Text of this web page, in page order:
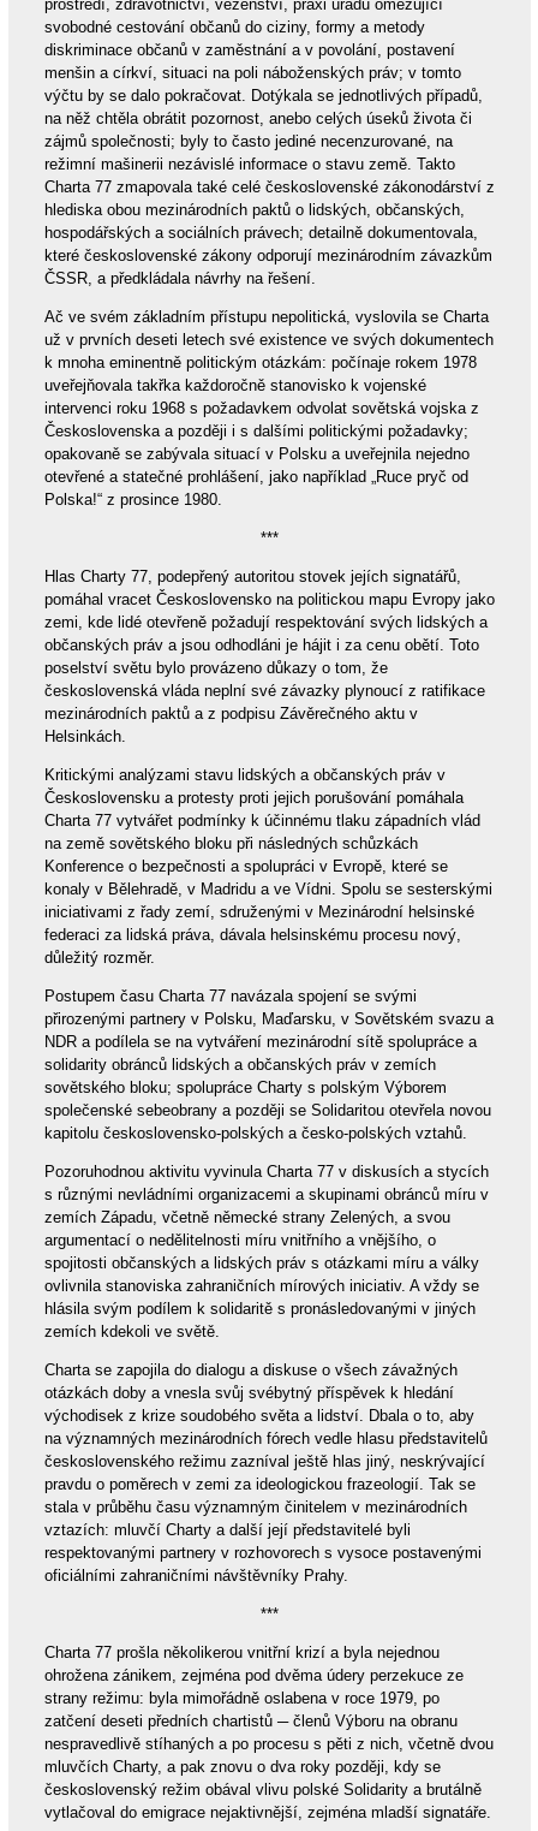
prostředí, zdravotnictví, vězeňství, praxi úřadů omezující
svobodné cestování občanů do ciziny, formy a metody
diskriminace občanů v zaměstnání a v povolání, postavení
menšin a církví, situaci na poli náboženských práv; v tomto
výčtu by se dalo pokračovat. Dotýkala se jednotlivých případů,
na něž chtěla obrátit pozornost, anebo celých úseků života či
zájmů společnosti; byly to často jediné necenzurované, na
režimní mašinerii nezávislé informace o stavu země. Takto
Charta 77 zmapovala také celé československé zákonodárství z
hlediska obou mezinárodních paktů o lidských, občanských,
hospodářských a sociálních právech; detailně dokumentovala,
které československé zákony odporují mezinárodním závazkům
ČSSR, a předkládala návrhy na řešení.
Ač ve svém základním přístupu nepolitická, vyslovila se Charta
už v prvních deseti letech své existence ve svých dokumentech
k mnoha eminentně politickým otázkám: počínaje rokem 1978
uveřejňovala takřka každoročně stanovisko k vojenské
intervenci roku 1968 s požadavkem odvolat sovětská vojska z
Československa a později i s dalšími politickými požadavky;
opakovaně se zabývala situací v Polsku a uveřejnila nejedno
otevřené a statečné prohlášení, jako například „Ruce pryč od
Polska!“ z prosince 1980.
***
Hlas Charty 77, podepřený autoritou stovek jejích signatářů,
pomáhal vracet Československo na politickou mapu Evropy jako
zemi, kde lidé otevřeně požadují respektování svých lidských a
občanských práv a jsou odhodláni je hájit i za cenu obětí. Toto
poselství světu bylo provázeno důkazy o tom, že
československá vláda neplní své závazky plynoucí z ratifikace
mezinárodních paktů a z podpisu Závěrečného aktu v
Helsinkách.
Kritickými analýzami stavu lidských a občanských práv v
Československu a protesty proti jejich porušování pomáhala
Charta 77 vytvářet podmínky k účinnému tlaku západních vlád
na země sovětského bloku při následných schůzkách
Konference o bezpečnosti a spolupráci v Evropě, které se
konaly v Bělehradě, v Madridu a ve Vídni. Spolu se sesterskými
iniciativami z řady zemí, sdruženými v Mezinárodní helsinské
federaci za lidská práva, dávala helsinskému procesu nový,
důležitý rozměr.
Postupem času Charta 77 navázala spojení se svými
přirozenými partnery v Polsku, Maďarsku, v Sovětském svazu a
NDR a podílela se na vytváření mezinárodní sítě spolupráce a
solidarity obránců lidských a občanských práv v zemích
sovětského bloku; spolupráce Charty s polským Výborem
společenské sebeobrany a později se Solidaritou otevřela novou
kapitolu československo-polských a česko-polských vztahů.
Pozoruhodnou aktivitu vyvinula Charta 77 v diskusích a stycích
s různými nevládními organizacemi a skupinami obránců míru v
zemích Západu, včetně německé strany Zelených, a svou
argumentací o nedělitelnosti míru vnitřního a vnějšího, o
spojitosti občanských a lidských práv s otázkami míru a války
ovlivnila stanoviska zahraničních mírových iniciativ. A vždy se
hlásila svým podílem k solidaritě s pronásledovanými v jiných
zemích kdekoli ve světě.
Charta se zapojila do dialogu a diskuse o všech závažných
otázkách doby a vnesla svůj svébytný příspěvek k hledání
východisek z krize soudobého světa a lidství. Dbala o to, aby
na významných mezinárodních fórech vedle hlasu představitelů
československého režimu zazníval ještě hlas jiný, neskrývající
pravdu o poměrech v zemi za ideologickou frazeologií. Tak se
stala v průběhu času významným činitelem v mezinárodních
vztazích: mluvčí Charty a další její představitelé byli
respektovanými partnery v rozhovorech s vysoce postavenými
oficiálními zahraničními návštěvníky Prahy.
***
Charta 77 prošla několikerou vnitřní krizí a byla nejednou
ohrožena zánikem, zejména pod dvěma údery perzekuce ze
strany režimu: byla mimořádně oslabena v roce 1979, po
zatčení deseti předních chartistů ─ členů Výboru na obranu
nespravedlivě stíhaných a po procesu s pěti z nich, včetně dvou
mluvčích Charty, a pak znovu o dva roky později, kdy se
československý režim obával vlivu polské Solidarity a brutálně
vytlačoval do emigrace nejaktivnější, zejména mladší signatáře.